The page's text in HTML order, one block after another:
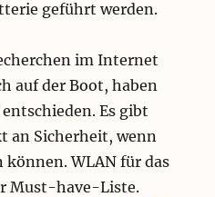
geführt werden.
im Internet
auf der Boot, haben
Es gibt
an Sicherheit, wenn
können. WLAN für das
Must-have-Liste.